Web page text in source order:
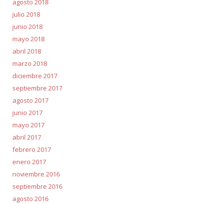
agosto 2018
julio 2018
junio 2018
mayo 2018
abril 2018
marzo 2018
diciembre 2017
septiembre 2017
agosto 2017
junio 2017
mayo 2017
abril 2017
febrero 2017
enero 2017
noviembre 2016
septiembre 2016
agosto 2016